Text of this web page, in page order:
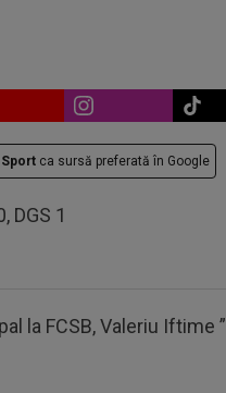
Sport ca sursă preferată în Google
DGS 1
la FCSB, Valeriu Iftime